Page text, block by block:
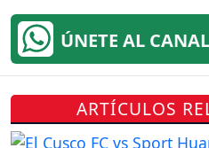
ÚNETE AL
ARTÍCULOS